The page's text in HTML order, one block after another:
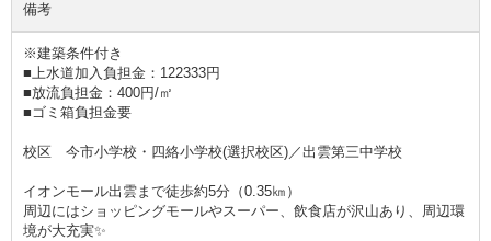
備考
※建築条件付き
■上水道加入負担金：122333円
■放流負担金：400円/㎡
■ゴミ箱負担金要
校区 今市小学校・四絡小学校(選択校区)／出雲第三中学校
イオンモール出雲まで徒歩約5分（0.35㎞）
周辺にはショッピングモールやスーパー、飲食店が沢山あり、周辺環
境が大充実✨